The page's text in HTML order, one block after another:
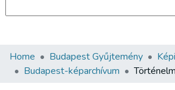
Communities & Collections
Home Budapest Gyűjtemény
Budapest-képarchívum